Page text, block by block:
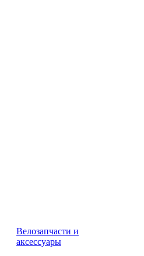
Велозапчасти и
аксессуары